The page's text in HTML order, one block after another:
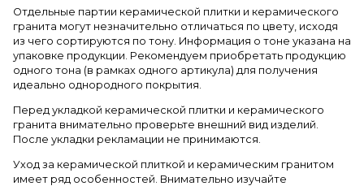
Отдельные партии керамической плитки и керамического
гранита могут незначительно отличаться по цвету, исходя
из чего сортируются по тону. Информация о тоне указана на
упаковке продукции. Рекомендуем приобретать продукцию
одного тона (в рамках одного артикула) для получения
идеально однородного покрытия.
Перед укладкой керамической плитки и керамического
гранита внимательно проверьте внешний вид изделий.
После укладки рекламации не принимаются.
Уход за керамической плиткой и керамическим гранитом
имеет ряд особенностей. Внимательно изучайте